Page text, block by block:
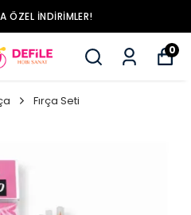
ÖZEL İNDIRIMLER!
0
Fırça Seti